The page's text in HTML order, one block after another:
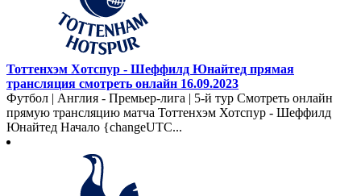
Тоттенхэм Хотспур - Шеффилд Юнайтед прямая
трансляция смотреть онлайн 16.09.2023
Футбол | Англия - Премьер-лига | 5-й тур Смотреть онлайн
прямую трансляцию матча Тоттенхэм Хотспур - Шеффилд
Юнайтед Начало {changeUTC...